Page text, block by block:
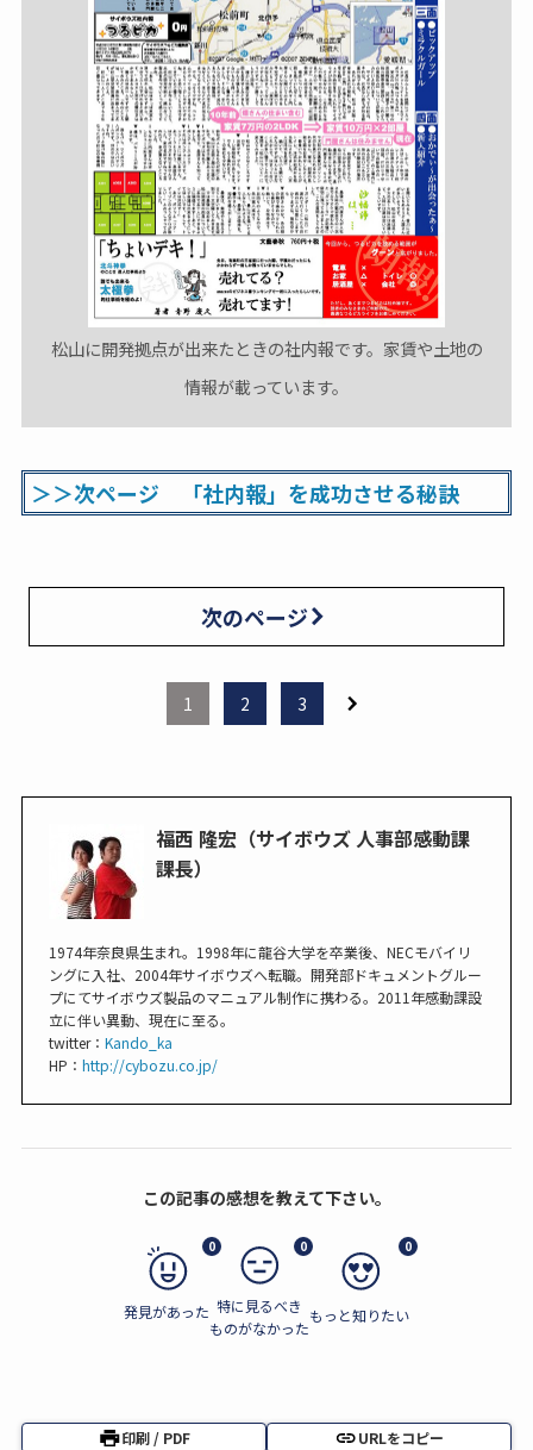
松山に開発拠点が出来たときの社内報です。家賃や土地の
情報が載っています。
＞＞次ページ 「社内報」を成功させる秘訣
次のページ
1 2 3
福西 隆宏（サイボウズ 人事部感動課
課長）
1974年奈良県生まれ。1998年に龍谷大学を卒業後、NECモバイリ
ングに入社、2004年サイボウズへ転職。開発部ドキュメントグルー
プにてサイボウズ製品のマニュアル制作に携わる。2011年感動課設
立に伴い異動、現在に至る。
twitter：Kando_ka
HP：http://cybozu.co.jp/
この記事の感想を教えて下さい。
0
発見があった
0
特に見るべき
ものがなかった
0
もっと知りたい
印刷 / PDF URLをコピー